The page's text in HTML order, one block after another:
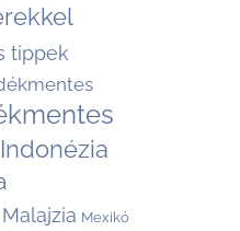
tippek
Indonézia
Malajzia Mexikó